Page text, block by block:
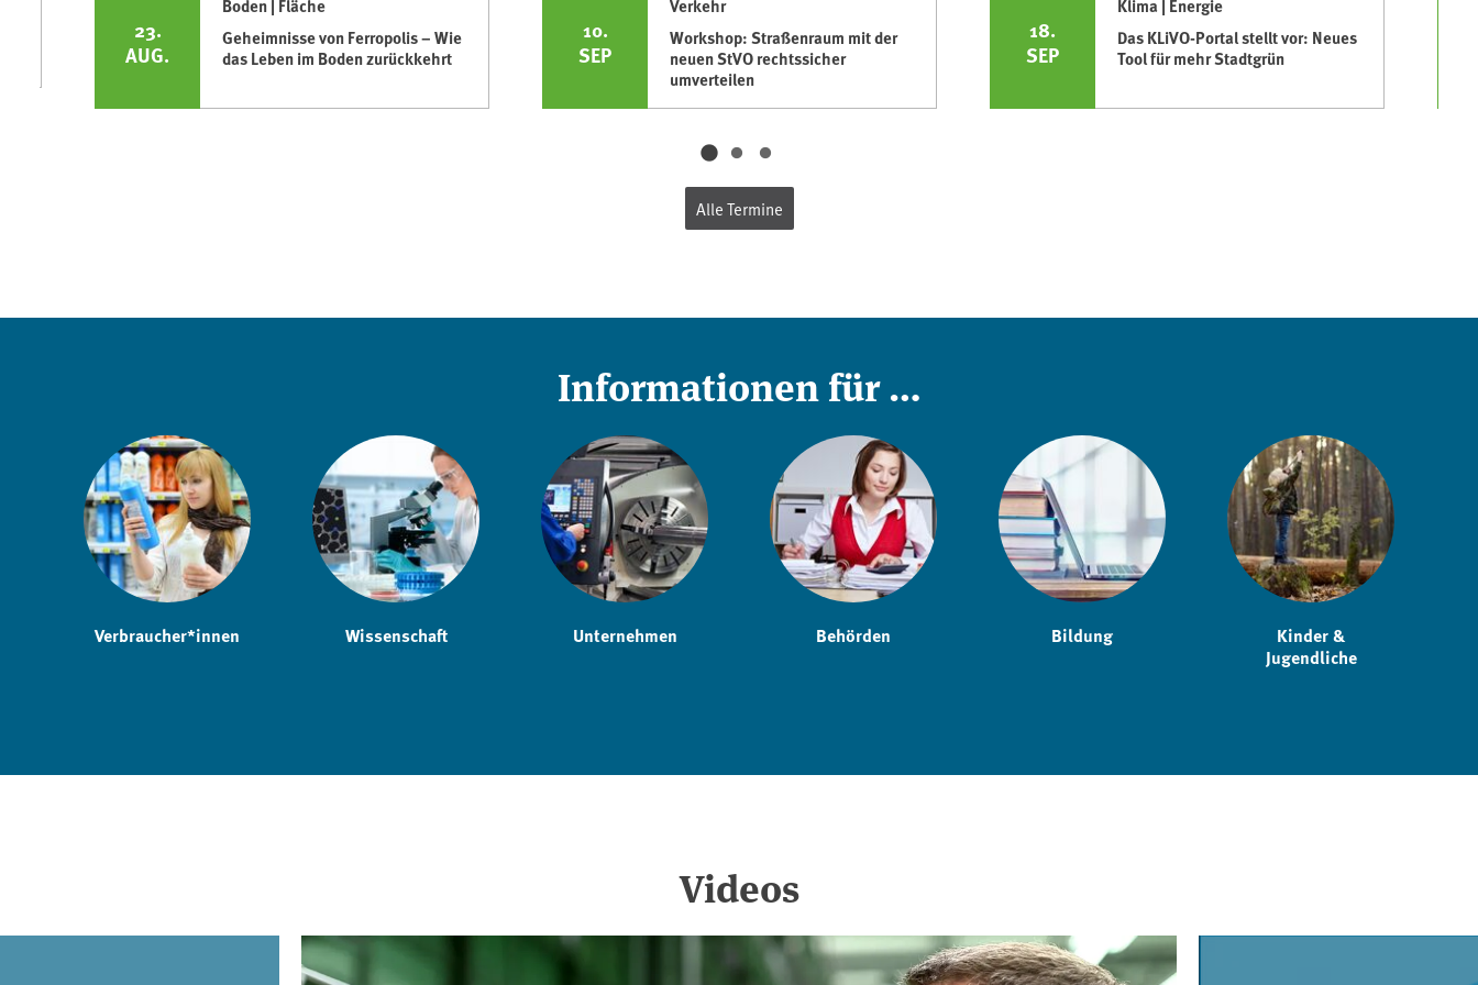
23.
AUG.
Boden | Fläche
Geheimnisse von Ferropolis – Wie
das Leben im Boden zurückkehrt
10.
SEP
Verkehr
Workshop: Straßenraum mit der
neuen StVO rechtssicher
umverteilen
18.
SEP
Klima | Energie
Das KLiVO-Portal stellt vor: Neues
Tool für mehr Stadtgrün
Alle Termine
Informationen für …
Verbraucher*innen Wissenschaft Unternehmen Behörden Bildung
Kinder &
Jugendliche
Videos